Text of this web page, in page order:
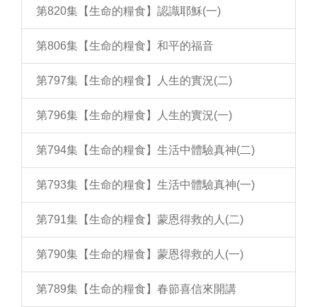
第820集【生命的糧食】認識耶穌(一)
第806集【生命的糧食】和平的福音
第797集【生命的糧食】人生的實況(二)
第796集【生命的糧食】人生的實況(一)
第794集【生命的糧食】生活中體驗真神(二)
第793集【生命的糧食】生活中體驗真神(一)
第791集【生命的糧食】蒙恩得救的人(二)
第790集【生命的糧食】蒙恩得救的人(一)
第789集【生命的糧食】春節喜信來開講